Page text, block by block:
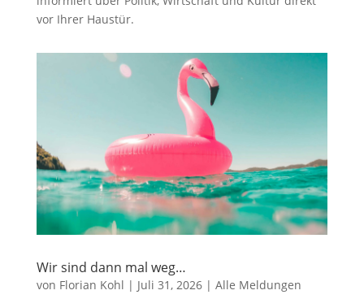
vor Ihrer Haustür.
Wir sind dann mal weg…
von Florian Kohl | Juli 31, 2026| Alle Meldungen